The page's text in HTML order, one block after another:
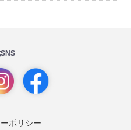
ポリシー